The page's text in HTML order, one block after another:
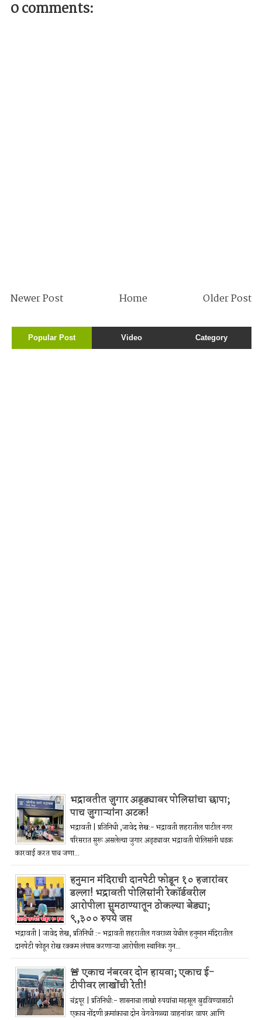
0 comments:
Newer Post Older Post
Home
Popular Post Video Category
भद्रावतीत जुगार अड्ड्यावर पोलिसांचा छापा;
पाच जुगाऱ्यांना अटक!
भद्रावती | प्रतिनिधी ,जावेद शेख:- भद्रावती शहरातील पाटील नगर
परिसरात सुरू असलेल्या जुगार अड्ड्यावर भद्रावती पोलिसांनी धडक
कारवाई करत पाच जणा...
हनुमान मंदिराची दानपेटी फोडून १० हजारांवर
डल्ला! भद्रावती पोलिसांनी रेकॉर्डवरील
आरोपीला सुमठाण्यातून ठोकल्या बेड्या;
९,३०० रुपये जप्त
भद्रावती | जावेद शेख, प्रतिनिधी :- भद्रावती शहरातील गवराळा येथील हनुमान मंदिरातील
दानपेटी फोडून रोख रक्कम लंपास करणाऱ्या आरोपीला स्थानिक गुन...
🚨 एकाच नंबरवर दोन हायवा; एकाच ई-
टीपीवर लाखोंची रेती!
चंद्रपूर | प्रतिनिधी:- शासनाचा लाखो रुपयांचा महसूल बुडविण्यासाठी
एकाच नोंदणी क्रमांकाचा दोन वेगवेगळ्या वाहनांवर वापर आणि